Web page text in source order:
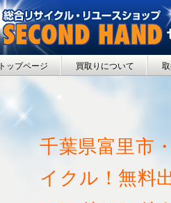
トップページ 買取りについて
千葉県富里市
イクル！無料